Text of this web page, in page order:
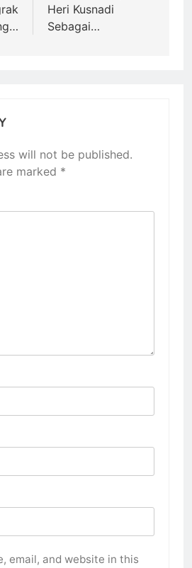
Heri Kusnadi
Sebagai…
will not be published.
marked *
email, and website in this